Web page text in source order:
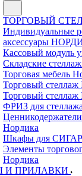
ТОРГОВЫЙ
Индивидуальные
аксессуары
Кассовый модуль
Складские
Торговая мебель
Торговый стеллаж
Торговый стеллаж
ФРИЗ для
Нордика
Шкафы для
Элементы
Нордика
И ПРИЛАВКИ